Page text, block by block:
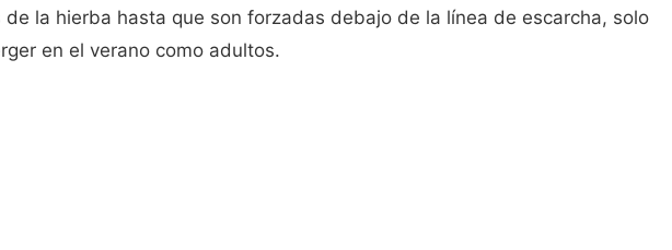
de la hierba hasta que son forzadas debajo de la línea de escarcha, solo
en el verano como adultos.